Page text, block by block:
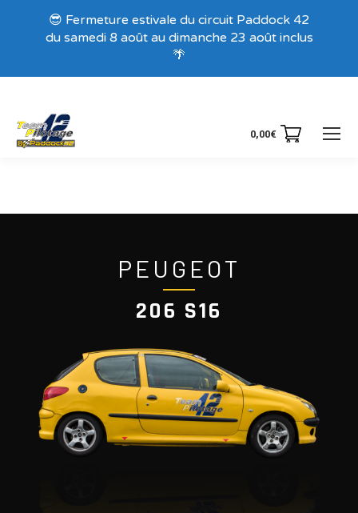
0,00€
PEUGEOT
206 S16
Recevez nos offres exclusives !
😎 Fermeture estivale du circuit Paddock 42
du samedi 8 août au dimanche 23 août inclus
🌴